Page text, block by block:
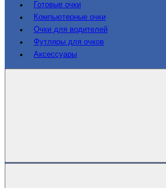
Готовые очки
Компьютерные очки
Очки для водителей
Футляры для очков
Аксессуары